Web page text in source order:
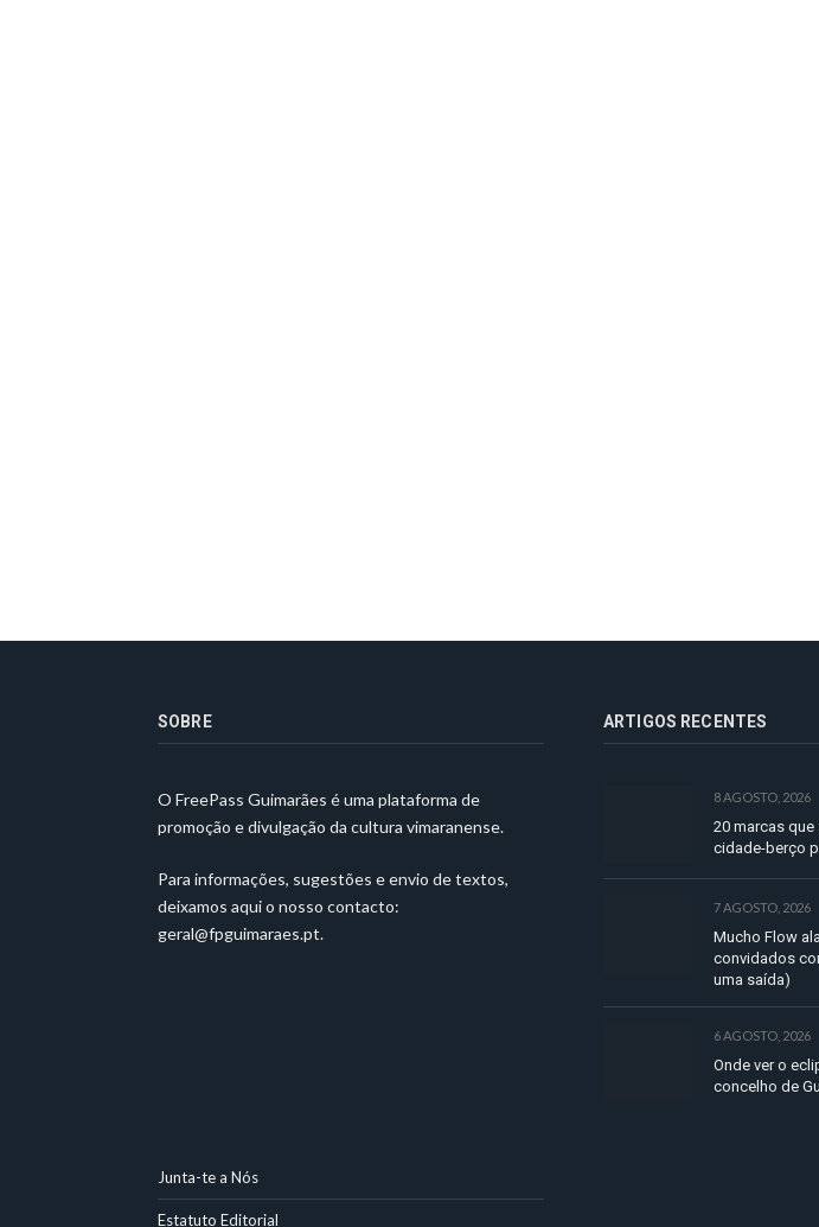
SOBRE
O FreePass Guimarães é uma plataforma de
promoção e divulgação da cultura vimaranense.
Para informações, sugestões e envio de textos,
deixamos aqui o nosso contacto:
geral@fpguimaraes.pt.
ARTIGOS RECENTES
8 AGOSTO, 2026
20 marcas
cidade-berço
7 AGOSTO, 2026
Mucho Flow
convidados
uma saída)
6 AGOSTO, 2026
Onde ver o
concelho de
Junta-te a Nós
Estatuto Editorial